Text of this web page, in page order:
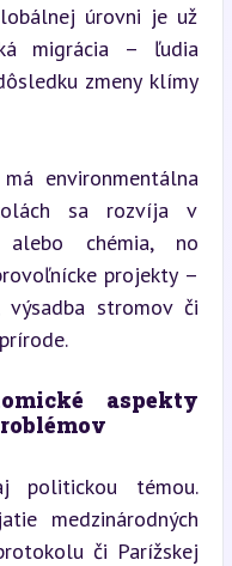
úrovni je už
migrácia – ľudia
zmeny klímy
environmentálna
sa rozvíja v
chémia, no
projekty –
výsadba stromov či
aspekty
politickou témou.
medzinárodných
či Parížskej